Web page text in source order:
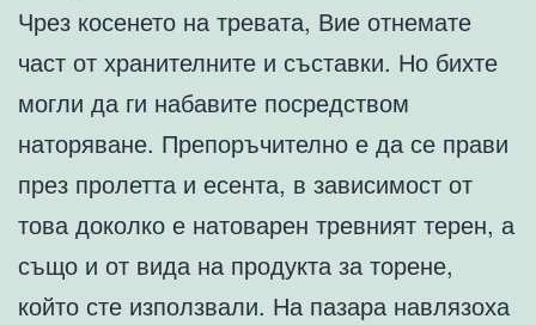
Чрез косенето на тревата, Вие отнемате
част от хранителните и съставки. Но бихте
могли да ги набавите посредством
наторяване. Препоръчително е да се прави
през пролетта и есента, в зависимост от
това доколко е натоварен тревният терен, а
също и от вида на продукта за торене,
който сте използвали. На пазара навлязоха